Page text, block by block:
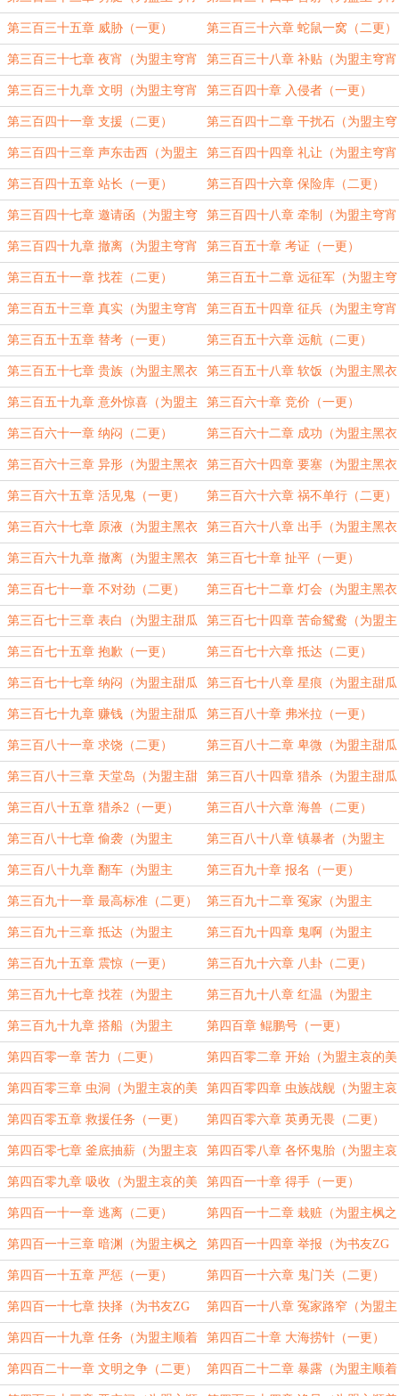
加更）（四更） 加更）（五更）
第三百三十五章 威胁（一更） 第三百三十六章 蛇鼠一窝（二更）
第三百三十七章 夜宵（为盟主穹宵
加更）（三更）
第三百三十八章 补贴（为盟主穹宵
加更）（四更）
第三百三十九章 文明（为盟主穹宵
加更）（五更）
第三百四十章 入侵者（一更）
第三百四十一章 支援（二更） 第三百四十二章 干扰石（为盟主穹
宵加更）（三更）
第三百四十三章 声东击西（为盟主
穹宵加更）（四更）
第三百四十四章 礼让（为盟主穹宵
加更）（五更）
第三百四十五章 站长（一更） 第三百四十六章 保险库（二更）
第三百四十七章 邀请函（为盟主穹
宵加更）（三更）
第三百四十八章 牵制（为盟主穹宵
加更）（四更）
第三百四十九章 撤离（为盟主穹宵
加更）（五更）
第三百五十章 考证（一更）
第三百五十一章 找茬（二更） 第三百五十二章 远征军（为盟主穹
宵加更）（三更）
第三百五十三章 真实（为盟主穹宵
加更）（四更）
第三百五十四章 征兵（为盟主穹宵
加更）（五更）
第三百五十五章 替考（一更） 第三百五十六章 远航（二更）
第三百五十七章 贵族（为盟主黑衣
杰克加更）（三更）
第三百五十八章 软饭（为盟主黑衣
杰克加更）（四更）
第三百五十九章 意外惊喜（为盟主
黑衣杰克加更）（五更）
第三百六十章 竞价（一更）
第三百六十一章 纳闷（二更） 第三百六十二章 成功（为盟主黑衣
杰克加更）（三更）
第三百六十三章 异形（为盟主黑衣
杰克加更）（四更）
第三百六十四章 要塞（为盟主黑衣
杰克加更）（五更）
第三百六十五章 活见鬼（一更） 第三百六十六章 祸不单行（二更）
第三百六十七章 原液（为盟主黑衣
杰克加更）（三更）
第三百六十八章 出手（为盟主黑衣
杰克加更）（四更）
第三百六十九章 撤离（为盟主黑衣
杰克加更）（五更）
第三百七十章 扯平（一更）
第三百七十一章 不对劲（二更） 第三百七十二章 灯会（为盟主黑衣
杰克加更）（三更）
第三百七十三章 表白（为盟主甜瓜
味的苦瓜加更）（四更）
第三百七十四章 苦命鸳鸯（为盟主
甜瓜味的苦瓜加更）（五更）
第三百七十五章 抱歉（一更） 第三百七十六章 抵达（二更）
第三百七十七章 纳闷（为盟主甜瓜
味的苦瓜加更）（三更）
第三百七十八章 星痕（为盟主甜瓜
味的苦瓜加更）（四更）
第三百七十九章 赚钱（为盟主甜瓜
味的苦瓜加更）（五更）
第三百八十章 弗米拉（一更）
第三百八十一章 求饶（二更） 第三百八十二章 卑微（为盟主甜瓜
味的苦瓜加更）（三更）
第三百八十三章 天堂岛（为盟主甜
瓜味的苦瓜加更）（四更）
第三百八十四章 猎杀（为盟主甜瓜
味的苦瓜加更）（五更）
第三百八十五章 猎杀2（一更） 第三百八十六章 海兽（二更）
第三百八十七章 偷袭（为盟主
202001051205388800加更）
第三百八十八章 镇暴者（为盟主
202001051205388800加更
第三百八十九章 翻车（为盟主
202001051205388800加更）
第三百九十章 报名（一更）
第三百九十一章 最高标准（二更） 第三百九十二章 冤家（为盟主
202001051205388800加更）
第三百九十三章 抵达（为盟主
202001051205388800加更）
第三百九十四章 鬼啊（为盟主
202001051205388800加更）
第三百九十五章 震惊（一更） 第三百九十六章 八卦（二更）
第三百九十七章 找茬（为盟主
202001051205388800加更）
第三百九十八章 红温（为盟主
202001051205388800加更）
第三百九十九章 搭船（为盟主
202001051205388800加更）
第四百章 鲲鹏号（一更）
第四百零一章 苦力（二更） 第四百零二章 开始（为盟主哀的美
敦书加更）（三更）
第四百零三章 虫洞（为盟主哀的美
敦书加更）（四更）
第四百零四章 虫族战舰（为盟主哀
的美敦书加更）（五更）
第四百零五章 救援任务（一更） 第四百零六章 英勇无畏（二更）
第四百零七章 釜底抽薪（为盟主哀
的美敦书加更）（三更）
第四百零八章 各怀鬼胎（为盟主哀
的美敦书加更）（四更）
第四百零九章 吸收（为盟主哀的美
敦书加更）（五更）
第四百一十章 得手（一更）
第四百一十一章 逃离（二更） 第四百一十二章 栽赃（为盟主枫之
夜加更）（三更）
第四百一十三章 暗渊（为盟主枫之
夜加更）（四更）
第四百一十四章 举报（为书友ZG
一梦加更）（五更）
第四百一十五章 严惩（一更） 第四百一十六章 鬼门关（二更）
第四百一十七章 抉择（为书友ZG
一梦加更）（三更）
第四百一十八章 冤家路窄（为盟主
顺着你的足迹走进新世界加更）
第四百一十九章 任务（为盟主顺着
你的足迹走进新世界加更）
第四百二十章 大海捞针（一更）
第四百二十一章 文明之争（二更） 第四百二十二章 暴露（为盟主顺着